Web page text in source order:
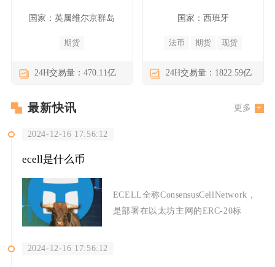
国家：英属维尔京群岛
期货
24H交易量：470.11亿
国家：西班牙
法币 期货 现货
24H交易量：1822.59亿
最新快讯 更多
2024-12-16 17:56:12
ecell是什么币
ECELL全称ConsensusCellNetwork，
是部署在以太坊主网的ERC-20标
2024-12-16 17:56:12